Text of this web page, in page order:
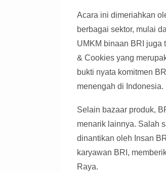
Acara ini dimeriahkan
berbagai sektor, mulai
UMKM binaan BRI juga
& Cookies yang
bukti nyata komitmen
menengah di Indonesia.
Selain bazaar produk,
menarik lainnya. Salah
dinantikan oleh Insan
karyawan BRI,
Raya.